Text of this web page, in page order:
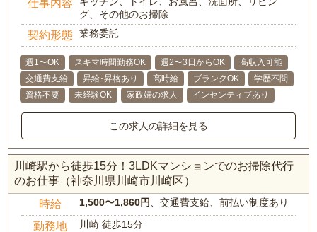
仕事内容
グ、その他のお掃除
契約形態 業務委託
週1〜OK スキマ時間勤務OK 週2〜3日からOK
高収入可能
交通費支給
昇給･昇格あり 高時給 ブランクOK
学歴不問
資格不要
未経験OK 家政婦の求人 インセンティブあり
この求人の詳細を見る
川崎駅から徒歩15分！3LDKマンションでのお掃除代行
のお仕事（神奈川県川崎市川崎区）
時給 1,500〜1,860円 、交通費支給、前払い制度あり
勤務地
川崎 徒歩15分